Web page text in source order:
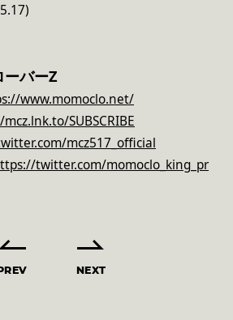
ーバーZ
www.momoclo.net/
SUBSCRIBE
mcz517_official
twitter.com/momoclo_king_pr
NEXT